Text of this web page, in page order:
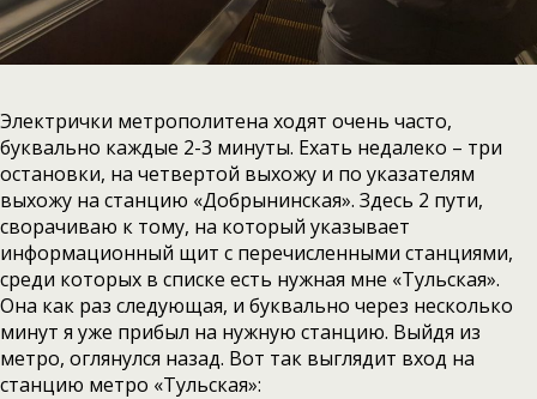
Электрички метрополитена ходят очень часто,
буквально каждые 2-3 минуты. Ехать недалеко – три
остановки, на четвертой выхожу и по указателям
выхожу на станцию «Добрынинская». Здесь 2 пути,
сворачиваю к тому, на который указывает
информационный щит с перечисленными станциями,
среди которых в списке есть нужная мне «Тульская».
Она как раз следующая, и буквально через несколько
минут я уже прибыл на нужную станцию. Выйдя из
метро, оглянулся назад. Вот так выглядит вход на
станцию метро «Тульская»: